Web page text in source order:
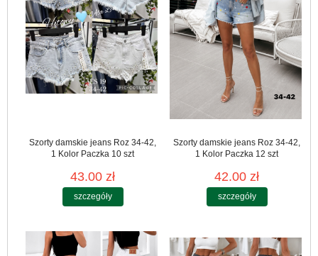
Szorty damskie jeans Roz 34-42,
1 Kolor Paczka 10 szt
43.00 zł
szczegóły
Szorty damskie jeans Roz 34-42,
1 Kolor Paczka 12 szt
42.00 zł
szczegóły